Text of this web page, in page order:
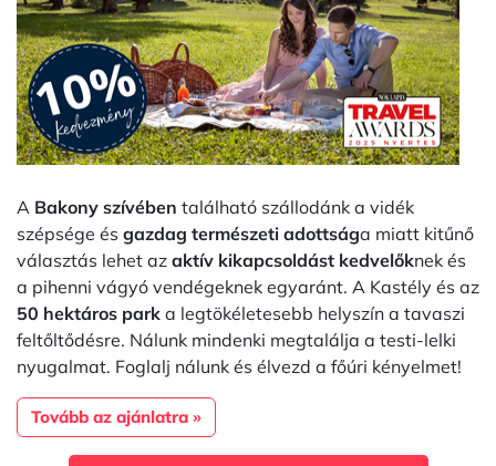
A Bakony szívében található szállodánk a vidék
szépsége és gazdag természeti adottsága miatt kitűnő
választás lehet az aktív kikapcsoldást kedvelőknek és
a pihenni vágyó vendégeknek egyaránt. A Kastély és az
50 hektáros park a legtökéletesebb helyszín a tavaszi
feltőltődésre. Nálunk mindenki megtalálja a testi-lelki
nyugalmat. Foglalj nálunk és élvezd a főúri kényelmet!
Tovább az ajánlatra »